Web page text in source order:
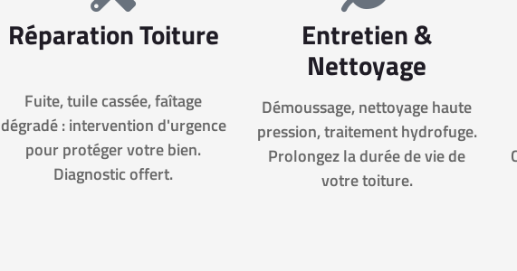
Réparation Toiture
Fuite, tuile cassée, faîtage
dégradé : intervention d'urgence
pour protéger votre bien.
Diagnostic offert.
Entretien &
Nettoyage
Démoussage, nettoyage haute
pression, traitement hydrofuge.
Prolongez la durée de vie de
votre toiture.